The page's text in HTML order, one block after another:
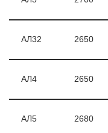
АЛ32 2650
АЛ4 2650
АЛ5 2680